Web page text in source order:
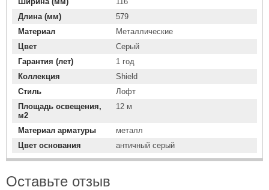
Длина (мм)
579
Материал
Металлические
Цвет
Серый
Гарантия (лет)
1 год
Коллекция
Shield
Стиль
Лофт
Площадь освещения,
м2
12 м
Материал арматуры
металл
Цвет основания
античный серый
Оставьте отзыв